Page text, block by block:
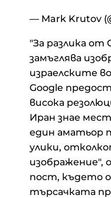
— Mark Krutov
"За разлика от
замъглява
израелските
Google
висока
Иран знае
един аматьор
улики,
изображение",
пост, където
търсачката